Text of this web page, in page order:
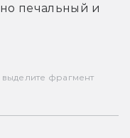
печальный и
фрагмент